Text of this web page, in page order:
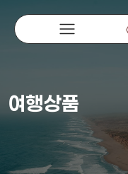
여행상품